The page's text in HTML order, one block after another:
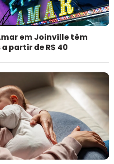
em Joinville têm
partir de R$ 40